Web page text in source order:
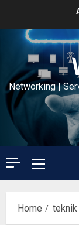
content
Networking |
Primary
Menu
Home teknik